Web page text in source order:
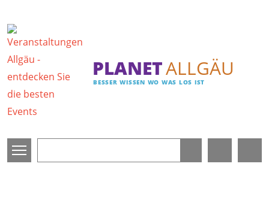
PLANETALLGÄU
BESSER WISSEN WO WAS LOS IST